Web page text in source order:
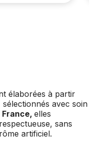
élaborées à partir
sélectionnés avec soin
France, elles
sans
artificiel.